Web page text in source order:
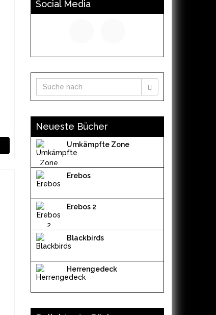
Social Media
Neueste Bücher
Umkämpfte Zone
Erebos
Erebos 2
Blackbirds
Herrengedeck